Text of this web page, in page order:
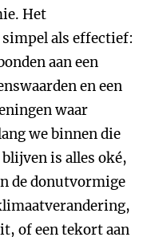
Het
als effectief:
aan een
en een
waar
we binnen die
is alles oké,
de donutvormige
of een tekort aan